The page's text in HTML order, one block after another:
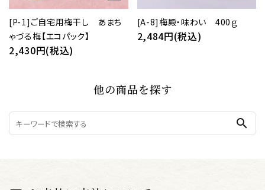
[P-1]ご自宅用梅干し あまち
ゃづる梅【エコパック】
2,430円(税込)
[A-8]梅殿・味わい 400ｇ
2,484円(税込)
他の商品を探す
search